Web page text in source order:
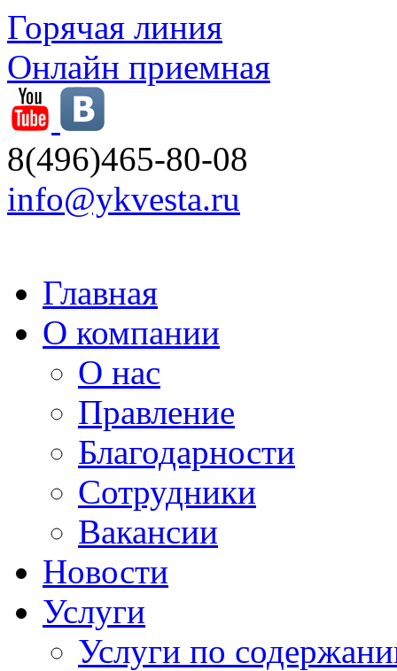
Горячая линия
Онлайн приемная
8(496)465-80-08
info@ykvesta.ru
Главная
О компании
О нас
Правление
Благодарности
Сотрудники
Вакансии
Новости
Услуги
Услуги по